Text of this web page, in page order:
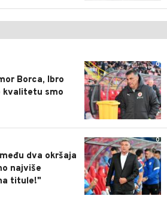
0
Borca, Ibro
kvalitetu smo
0
dva okršaja
najviše
titule!"